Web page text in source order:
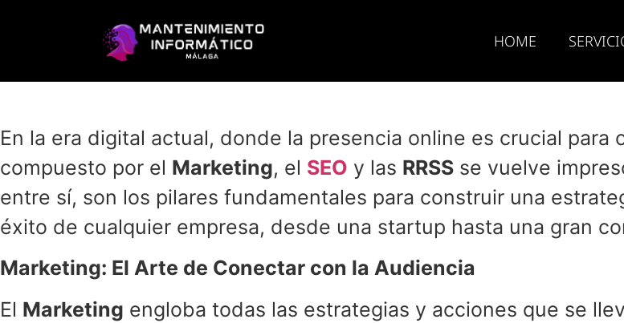
HOME
En la era digital actual, donde la presencia online es crucial
compuesto por el Marketing, el SEO y las RRSS se vuelve
entre sí, son los pilares fundamentales para construir una
éxito de cualquier empresa, desde una startup hasta una gran
Marketing: El Arte de Conectar con la Audiencia
El Marketing engloba todas las estrategias y acciones que se